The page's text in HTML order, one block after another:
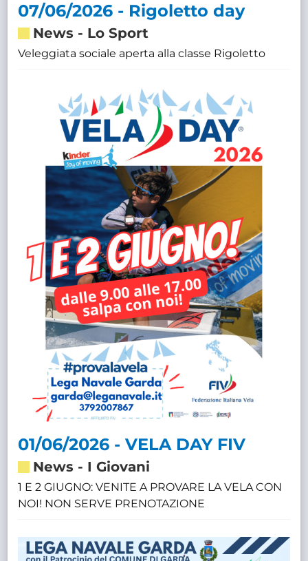
07/06/2026 - Rigoletto day
News - Lo Sport
Veleggiata sociale aperta alla classe Rigoletto
01/06/2026 - VELA DAY FIV
News - I Giovani
1 E 2 GIUGNO: VENITE A PROVARE LA VELA CON
NOI! NON SERVE PRENOTAZIONE